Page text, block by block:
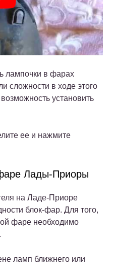
лампочки в фарах
сложности в ходе этого
установить
ее и нажмите
Лады-Приоры
на Ладе-Приоре
блок-фар. Для того,
фаре необходимо
ламп ближнего или